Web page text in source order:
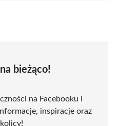
bieżąco!
na Facebooku i
inspiracje oraz